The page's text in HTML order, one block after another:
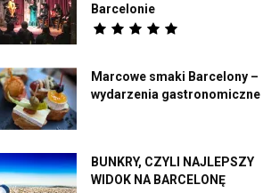
Barcelonie
Marcowe smaki Barcelony –
wydarzenia gastronomiczne
BUNKRY, CZYLI NAJLEPSZY
WIDOK NA BARCELONĘ